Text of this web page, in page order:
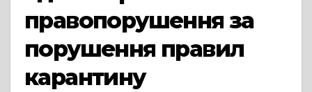
правопорушення за
порушення правил
карантину